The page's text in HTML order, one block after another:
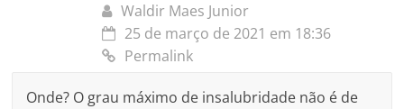
Waldir Maes Junior
25 de março de 2021 em 18:36
Permalink
Onde? O grau máximo de insalubridade não é de